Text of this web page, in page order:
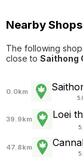
Nearby
The following
close to Saithong
0.0km
39.9km Loei
47.8km